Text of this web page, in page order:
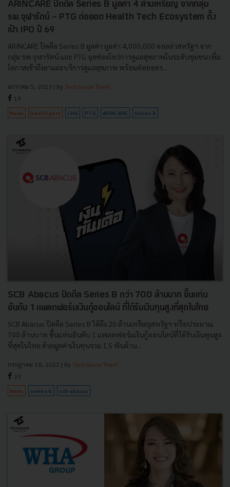
ARINCARE ปิดดีล Series B มูลค่า 4 ล้านเหรียญ จากกลุ่ม
รพ.จุฬารัตน์ - PTG ต่อยอด Health Tech Ecosystem ตั้ง
เป้า IPO ปี 69
ARINCARE ปิดดีล Series B มูลค่า มูลค่า 4,000,000 ดอลล่าสหรัฐฯ จาก
กลุ่ม รพ.จุฬารัตน์ และ PTG อุดช่องโหว่การดูแลสุขภาพในระดับชุมชน เพิ่ม
โอกาสเข้าถึงยาและบริการดูแลสุขภาพ พร้อมต่อยอดร...
มกราคม 5, 2023 | By Techsauce Team
19
News Deal Digest CHG PTG ARINCARE Series B
SCB Abacus ปิดดีล Series B กว่า 700 ล้านบาท ขึ้นแท่น
อันดับ 1 แพลตฟอร์มเงินกู้ออนไลน์ ที่ได้รับเงินทุนสูงที่สุดในไทย
SCB Abacus ปิดดีล Series B ได้ถึง 20 ล้านเหรียญสหรัฐฯ หรือประมาณ
700 ล้านบาท ขึ้นแท่นอันดับ 1 แพลตฟอร์มเงินกู้ออนไลน์ที่ได้รับเงินทุนสูง
ที่สุดในไทย ด้วยมูลค่าเงินทุนรวม 1.5 พันล้าน...
กรกฎาคม 18, 2022 | By Techsauce Team
23
News series-b scb-abacus